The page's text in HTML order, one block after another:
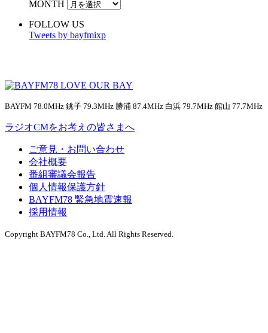
MONTH
FOLLOW US
Tweets by bayfmixp
BAYFM 78.0MHz 銚子 79.3MHz 勝浦 87.4MHz 白浜 79.7MHz 館山 77.7MHz
ラジオCMをお考えの皆さまへ
ご意見・お問い合わせ
会社概要
番組審議会報告
個人情報保護方針
BAYFM78 緊急地震速報
採用情報
Copyright BAYFM78 Co., Ltd. All Rights Reserved.